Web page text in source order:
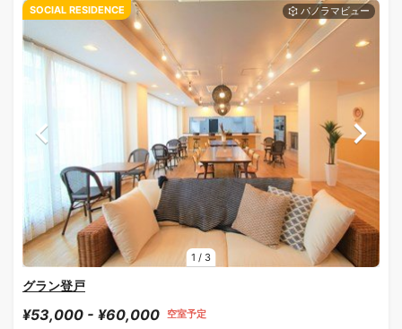
1 / 3
SOCIAL RESIDENCE
グラン登戸
¥53,000 - ¥60,000 空室予定